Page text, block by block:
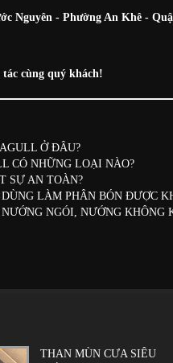
Nguyên - Phường An Khê -
cùng quý khách!
Ở ĐÂU?
CÓ NHỮNG LOẠI NÀO?
SỰ AN TOÀN?
LÀM PHÂN BÓN ĐƯỢC
NGÓI, NƯỚNG KHÔNG
THAN MÙN CƯA SIÊU